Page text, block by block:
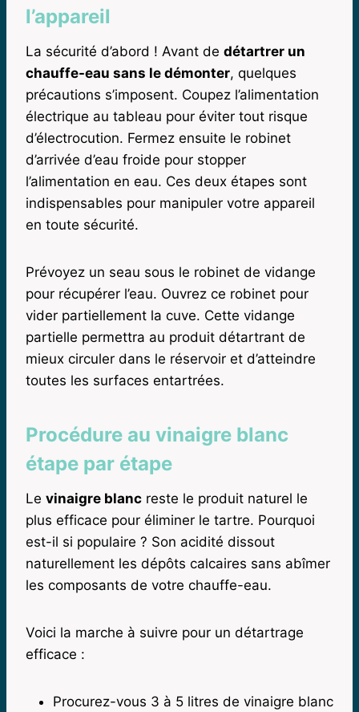
l’appareil
La sécurité d’abord ! Avant de détartrer un
chauffe-eau sans le démonter, quelques
précautions s’imposent. Coupez l’alimentation
électrique au tableau pour éviter tout risque
d’électrocution. Fermez ensuite le robinet
d’arrivée d’eau froide pour stopper
l’alimentation en eau. Ces deux étapes sont
indispensables pour manipuler votre appareil
en toute sécurité.
Prévoyez un seau sous le robinet de vidange
pour récupérer l’eau. Ouvrez ce robinet pour
vider partiellement la cuve. Cette vidange
partielle permettra au produit détartrant de
mieux circuler dans le réservoir et d’atteindre
toutes les surfaces entartrées.
Procédure au vinaigre blanc
étape par étape
Le vinaigre blanc reste le produit naturel le
plus efficace pour éliminer le tartre. Pourquoi
est-il si populaire ? Son acidité dissout
naturellement les dépôts calcaires sans abîmer
les composants de votre chauffe-eau.
Voici la marche à suivre pour un détartrage
efficace :
Procurez-vous 3 à 5 litres de vinaigre blanc